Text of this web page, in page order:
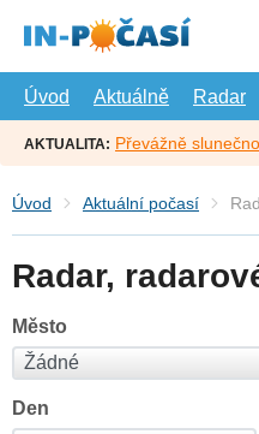
hlavní
Úvod
Aktuálně Radar
AKTUALITA: Převážně
Úvod Aktuální počasí
Radar,
Město
Den